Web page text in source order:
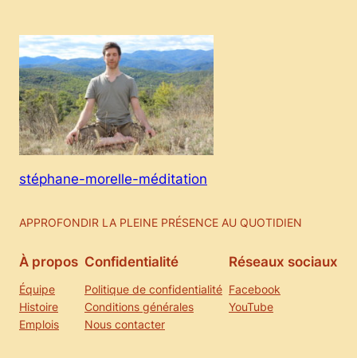
stéphane-morelle-méditation
APPROFONDIR LA PLEINE PRÉSENCE AU QUOTIDIEN
À propos
Équipe
Histoire
Emplois
Confidentialité
Politique de confidentialité
Conditions générales
Nous contacter
Réseaux sociaux
Facebook
YouTube